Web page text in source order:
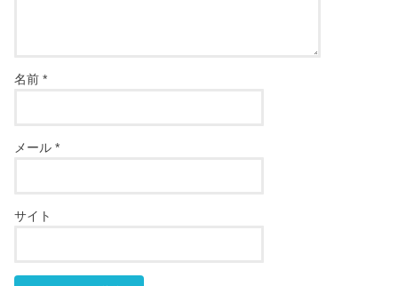
名前*
メール*
サイト